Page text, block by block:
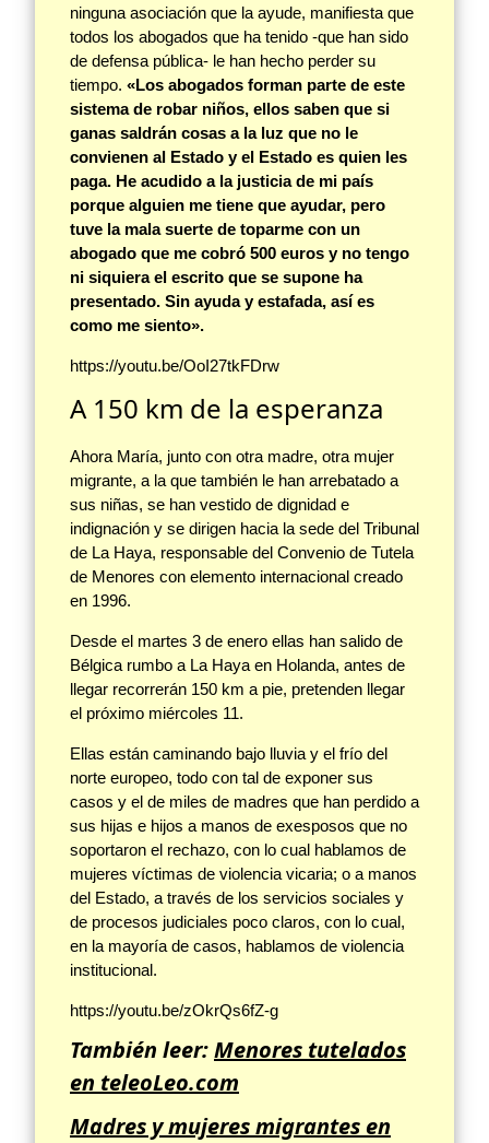
ninguna asociación que la ayude, manifiesta que
todos los abogados que ha tenido -que han sido
de defensa pública- le han hecho perder su
tiempo. «Los abogados forman parte de este
sistema de robar niños, ellos saben que si
ganas saldrán cosas a la luz que no le
convienen al Estado y el Estado es quien les
paga. He acudido a la justicia de mi país
porque alguien me tiene que ayudar, pero
tuve la mala suerte de toparme con un
abogado que me cobró 500 euros y no tengo
ni siquiera el escrito que se supone ha
presentado. Sin ayuda y estafada, así es
como me siento».
https://youtu.be/OoI27tkFDrw
A 150 km de la esperanza
Ahora María, junto con otra madre, otra mujer
migrante, a la que también le han arrebatado a
sus niñas, se han vestido de dignidad e
indignación y se dirigen hacia la sede del Tribunal
de La Haya, responsable del Convenio de Tutela
de Menores con elemento internacional creado
en 1996.
Desde el martes 3 de enero ellas han salido de
Bélgica rumbo a La Haya en Holanda, antes de
llegar recorrerán 150 km a pie, pretenden llegar
el próximo miércoles 11.
Ellas están caminando bajo lluvia y el frío del
norte europeo, todo con tal de exponer sus
casos y el de miles de madres que han perdido a
sus hijas e hijos a manos de exesposos que no
soportaron el rechazo, con lo cual hablamos de
mujeres víctimas de violencia vicaria; o a manos
del Estado, a través de los servicios sociales y
de procesos judiciales poco claros, con lo cual,
en la mayoría de casos, hablamos de violencia
institucional.
https://youtu.be/zOkrQs6fZ-g
También leer:Menores tutelados
en teleoLeo.com
Madres y mujeres migrantes en